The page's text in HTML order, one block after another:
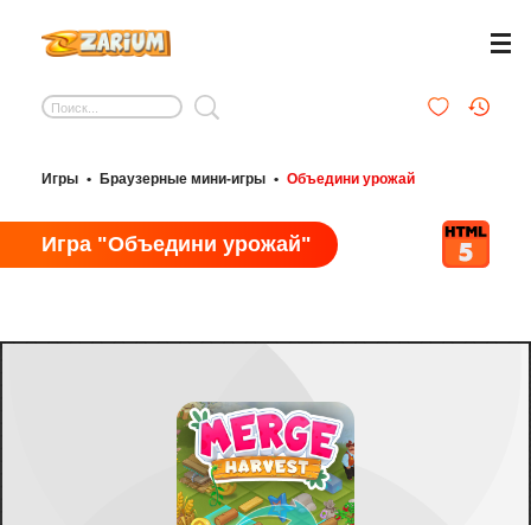
Игры • Браузерные мини-игры • Объедини урожай
Игра "Объедини урожай"